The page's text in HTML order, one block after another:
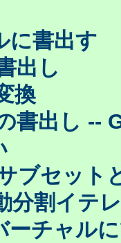
に書出す
出し
換
書出し --
ブセット
分割イテ
ーチャル